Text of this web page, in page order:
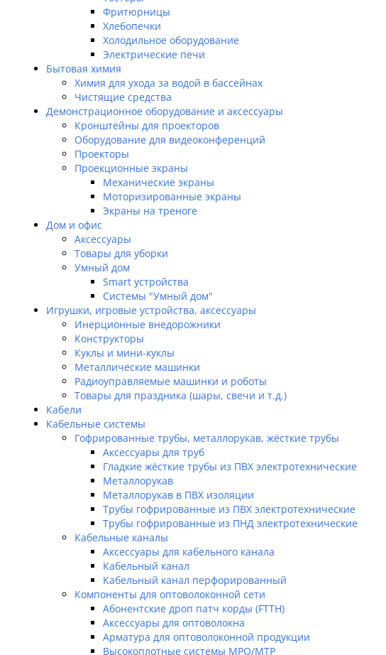
Фритюрницы
Хлебопечки
Холодильное оборудование
Электрические печи
Бытовая химия
Химия для ухода за водой в бассейнах
Чистящие средства
Демонстрационное оборудование и аксессуары
Кронштейны для проекторов
Оборудование для видеоконференций
Проекторы
Проекционные экраны
Механические экраны
Моторизированные экраны
Экраны на треноге
Дом и офис
Аксессуары
Товары для уборки
Умный дом
Smart устройства
Системы "Умный дом"
Игрушки, игровые устройства, аксессуары
Инерционные внедорожники
Конструкторы
Куклы и мини-куклы
Металлические машинки
Радиоуправляемые машинки и роботы
Товары для праздника (шары, свечи и т.д.)
Кабели
Кабельные системы
Гофрированные трубы, металлорукав, жёсткие трубы
Аксессуары для труб
Гладкие жёсткие трубы из ПВХ электротехнические
Металлорукав
Металлорукав в ПВХ изоляции
Трубы гофрированные из ПВХ электротехнические
Трубы гофрированные из ПНД электротехнические
Кабельные каналы
Аксессуары для кабельного канала
Кабельный канал
Кабельный канал перфорированный
Компоненты для оптоволоконной сети
Абонентские дроп патч корды (FTTH)
Аксессуары для оптоволокна
Арматура для оптоволоконной продукции
Высокоплотные системы MPO/MTP